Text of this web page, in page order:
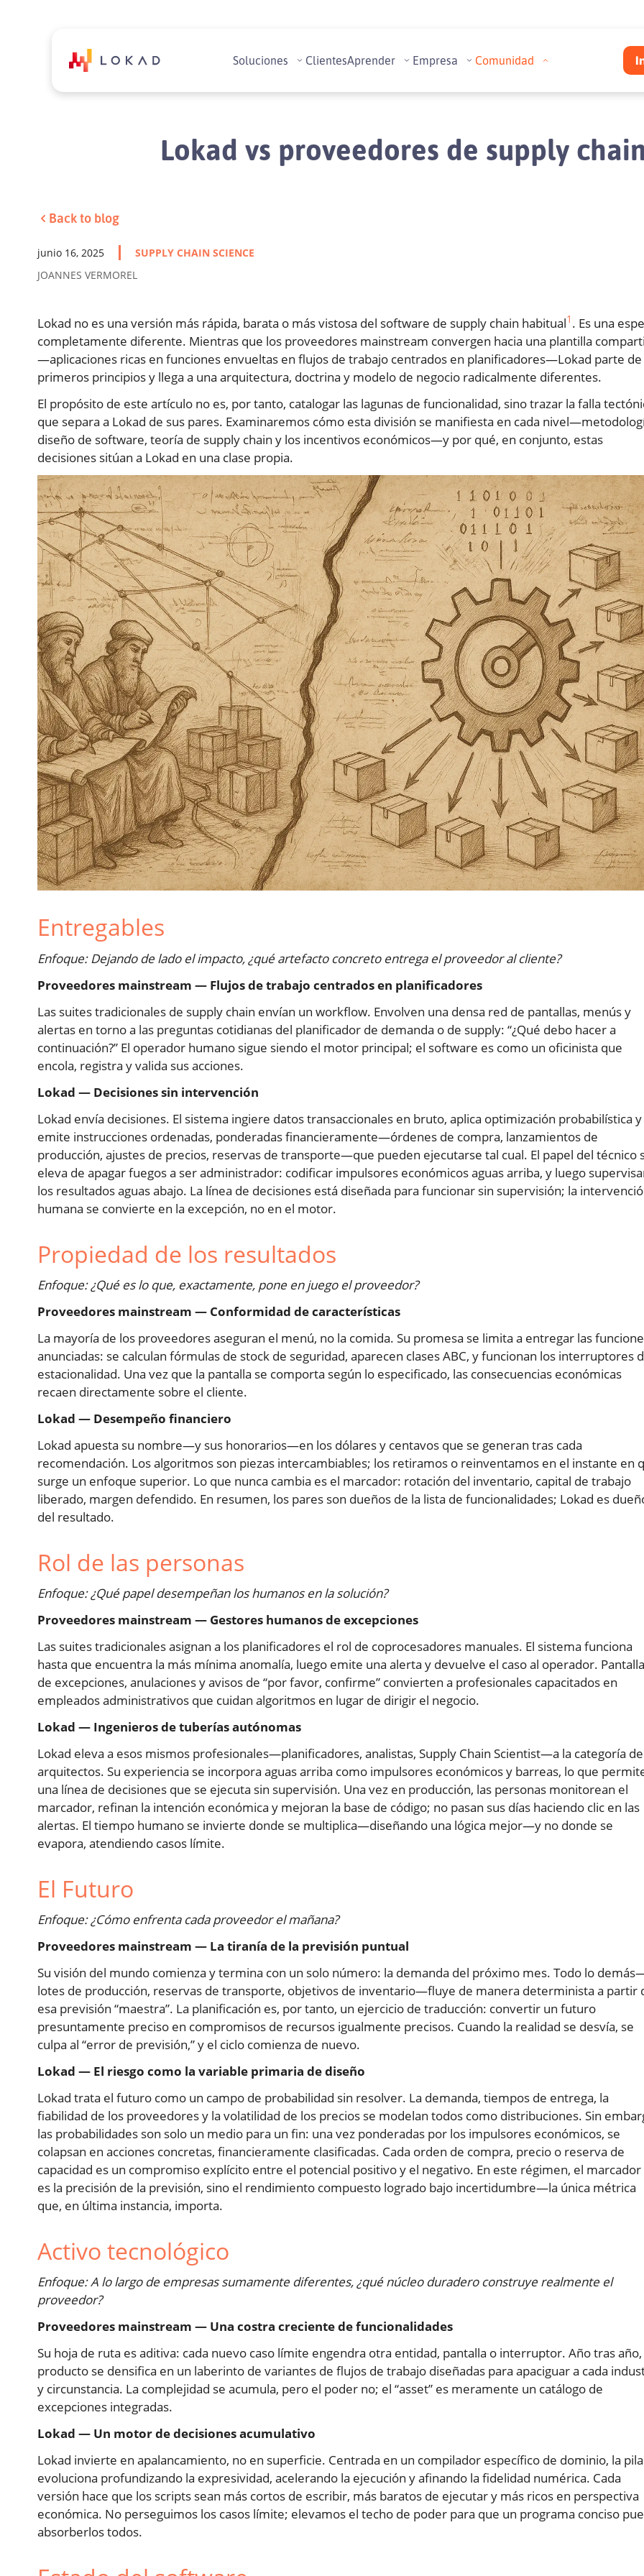
Soluciones ClientesAprender Empresa Comunidad
Lokad vs proveedores de supply
Back to blog
junio 16, 2025
SUPPLY CHAIN SCIENCE
JOANNES VERMOREL
Lokad no es una versión más rápida, barata o más vistosa del software de supply chain habitual1 . Es una
completamente diferente. Mientras que los proveedores mainstream convergen hacia una plantilla
—aplicaciones ricas en funciones envueltas en flujos de trabajo centrados en planificadores—Lokad parte de
primeros principios y llega a una arquitectura, doctrina y modelo de negocio radicalmente diferentes.
El propósito de este artículo no es, por tanto, catalogar las lagunas de funcionalidad, sino trazar la falla
que separa a Lokad de sus pares. Examinaremos cómo esta división se manifiesta en cada
diseño de software, teoría de supply chain y los incentivos económicos—y por qué, en conjunto, estas
decisiones sitúan a Lokad en una clase propia.
Entregables
Enfoque: Dejando de lado el impacto, ¿qué artefacto concreto entrega el proveedor al cliente?
Proveedores mainstream — Flujos de trabajo centrados en planificadores
Las suites tradicionales de supply chain envían un workflow. Envolven una densa red de pantallas, menús y
alertas en torno a las preguntas cotidianas del planificador de demanda o de supply: “¿Qué debo hacer a
continuación?” El operador humano sigue siendo el motor principal; el software es como un oficinista que
encola, registra y valida sus acciones.
Lokad — Decisiones sin intervención
Lokad envía decisiones. El sistema ingiere datos transaccionales en bruto, aplica optimización probabilística y
emite instrucciones ordenadas, ponderadas financieramente—órdenes de compra, lanzamientos de
producción, ajustes de precios, reservas de transporte—que pueden ejecutarse tal cual. El papel del técnico
eleva de apagar fuegos a ser administrador: codificar impulsores económicos aguas arriba, y luego
los resultados aguas abajo. La línea de decisiones está diseñada para funcionar sin supervisión; la
humana se convierte en la excepción, no en el motor.
Propiedad de los resultados
Enfoque: ¿Qué es lo que, exactamente, pone en juego el proveedor?
Proveedores mainstream — Conformidad de características
La mayoría de los proveedores aseguran el menú, no la comida. Su promesa se limita a entregar las
anunciadas: se calculan fórmulas de stock de seguridad, aparecen clases ABC, y funcionan los interruptores
estacionalidad. Una vez que la pantalla se comporta según lo especificado, las consecuencias económicas
recaen directamente sobre el cliente.
Lokad — Desempeño financiero
Lokad apuesta su nombre—y sus honorarios—en los dólares y centavos que se generan tras cada
recomendación. Los algoritmos son piezas intercambiables; los retiramos o reinventamos en el instante en
surge un enfoque superior. Lo que nunca cambia es el marcador: rotación del inventario, capital de trabajo
liberado, margen defendido. En resumen, los pares son dueños de la lista de funcionalidades; Lokad es
del resultado.
Rol de las personas
Enfoque: ¿Qué papel desempeñan los humanos en la solución?
Proveedores mainstream — Gestores humanos de excepciones
Las suites tradicionales asignan a los planificadores el rol de coprocesadores manuales. El sistema funciona
hasta que encuentra la más mínima anomalía, luego emite una alerta y devuelve el caso al operador.
de excepciones, anulaciones y avisos de “por favor, confirme” convierten a profesionales capacitados en
empleados administrativos que cuidan algoritmos en lugar de dirigir el negocio.
Lokad — Ingenieros de tuberías autónomas
Lokad eleva a esos mismos profesionales—planificadores, analistas, Supply Chain Scientist—a la categoría de
arquitectos. Su experiencia se incorpora aguas arriba como impulsores económicos y barreas, lo que
una línea de decisiones que se ejecuta sin supervisión. Una vez en producción, las personas monitorean el
marcador, refinan la intención económica y mejoran la base de código; no pasan sus días haciendo clic en las
alertas. El tiempo humano se invierte donde se multiplica—diseñando una lógica mejor—y no donde se
evapora, atendiendo casos límite.
El Futuro
Enfoque: ¿Cómo enfrenta cada proveedor el mañana?
Proveedores mainstream — La tiranía de la previsión puntual
Su visión del mundo comienza y termina con un solo número: la demanda del próximo mes. Todo lo
lotes de producción, reservas de transporte, objetivos de inventario—fluye de manera determinista a partir
esa previsión “maestra”. La planificación es, por tanto, un ejercicio de traducción: convertir un futuro
presuntamente preciso en compromisos de recursos igualmente precisos. Cuando la realidad se desvía, se
culpa al “error de previsión,” y el ciclo comienza de nuevo.
Lokad — El riesgo como la variable primaria de diseño
Lokad trata el futuro como un campo de probabilidad sin resolver. La demanda, tiempos de entrega, la
fiabilidad de los proveedores y la volatilidad de los precios se modelan todos como distribuciones. Sin
las probabilidades son solo un medio para un fin: una vez ponderadas por los impulsores económicos, se
colapsan en acciones concretas, financieramente clasificadas. Cada orden de compra, precio o reserva de
capacidad es un compromiso explícito entre el potencial positivo y el negativo. En este régimen, el marcador
es la precisión de la previsión, sino el rendimiento compuesto logrado bajo incertidumbre—la única métrica
que, en última instancia, importa.
Activo tecnológico
Enfoque: A lo largo de empresas sumamente diferentes, ¿qué núcleo duradero construye realmente el
proveedor?
Proveedores mainstream — Una costra creciente de funcionalidades
Su hoja de ruta es aditiva: cada nuevo caso límite engendra otra entidad, pantalla o interruptor. Año tras
producto se densifica en un laberinto de variantes de flujos de trabajo diseñadas para apaciguar a cada
y circunstancia. La complejidad se acumula, pero el poder no; el “asset” es meramente un catálogo de
excepciones integradas.
Lokad — Un motor de decisiones acumulativo
Lokad invierte en apalancamiento, no en superficie. Centrada en un compilador específico de dominio, la pila
evoluciona profundizando la expresividad, acelerando la ejecución y afinando la fidelidad numérica. Cada
versión hace que los scripts sean más cortos de escribir, más baratos de ejecutar y más ricos en perspectiva
económica. No perseguimos los casos límite; elevamos el techo de poder para que un programa conciso
absorberlos todos.